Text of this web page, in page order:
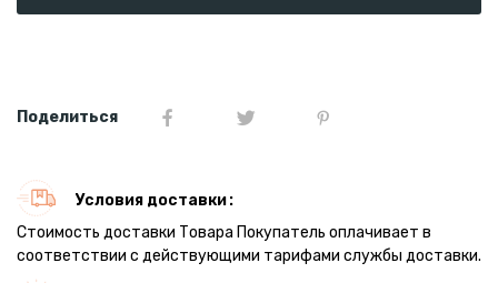
Поделиться
Условия доставки
Стоимость доставки Товара Покупатель оплачивает в
соответствии с действующими тарифами службы доставки.